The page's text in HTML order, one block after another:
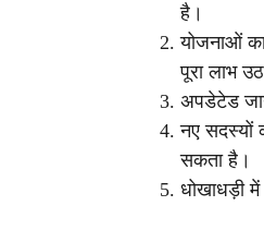
है।
योजनाओं
पूरा लाभ
अपडेटेड
नए सदस्यों
सकता है।
धोखाधड़ी